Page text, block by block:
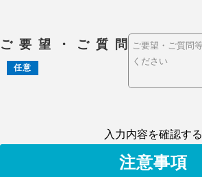
ご要望・ご質問
任意
入力内容を確認する
注意事項